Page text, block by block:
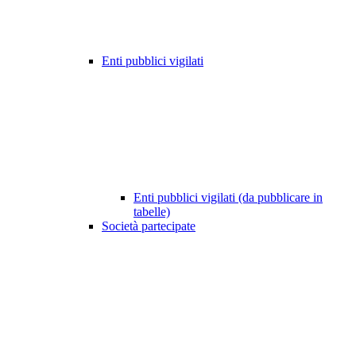
Enti pubblici vigilati
Enti pubblici vigilati (da pubblicare in
tabelle)
Società partecipate